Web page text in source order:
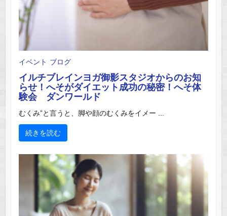
イベント ブログ
イルチブレインヨガ御影スタジオからのお知
らせ！へそがダイエット成功の秘密！へそ体
験会 ダンワールド
むくみ”と言うと、脚や顔のむくみをイメー ...
続きを読む